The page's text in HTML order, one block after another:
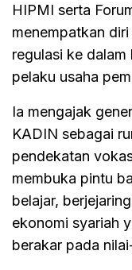
HIPMI serta
menempatkan
regulasi ke
pelaku usaha
Ia mengajak
KADIN sebagai
pendekatan
membuka pintu
belajar,
ekonomi syariah
berakar pada